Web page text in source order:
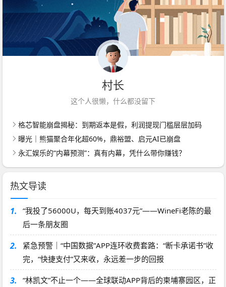
村长
这个人很懒，什么都没留下
格芯智能崩盘揭秘：到期返本是假，利润提现门槛层层加码
曝光｜熊猫聚合年化超60%，鼎裕盟、启元AI已崩盘
永汇娱乐的“内幕预测”：真有内幕，凭什么带你赚钱？
热文导读
1.
“我投了56000U，每天到账4037元”——WineFi老陈的最
后一条朋友圈
2.
紧急预警｜“中国数据”APP连环收费套路：“断卡承诺书”收
完，“快捷支付”又来收，永远差一步的回报
3.
“林凯文”不止一个——全球联动APP背后的柬埔寨园区，正